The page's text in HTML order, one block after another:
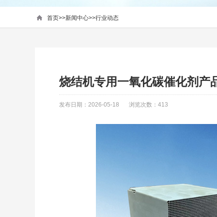
首页>>新闻中心>>行业动态
烧结机专用一氧化碳催化剂产
发布日期：2026-05-18 浏览次数：413